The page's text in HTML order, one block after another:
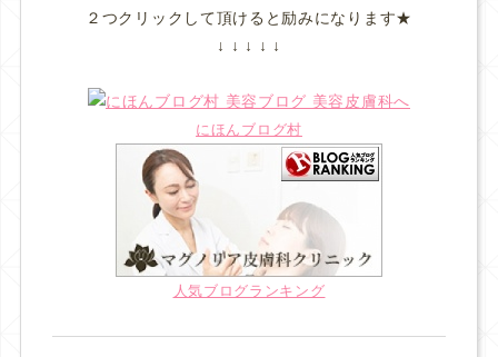
２つクリックして頂けると励みになります★
↓ ↓ ↓ ↓ ↓
にほんブログ村
人気ブログランキング